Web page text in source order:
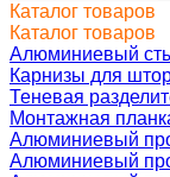
Каталог товаров
Каталог товаров
Алюминиевый
Карнизы для
Теневая
Монтажная
Алюминиевый
Алюминиевый